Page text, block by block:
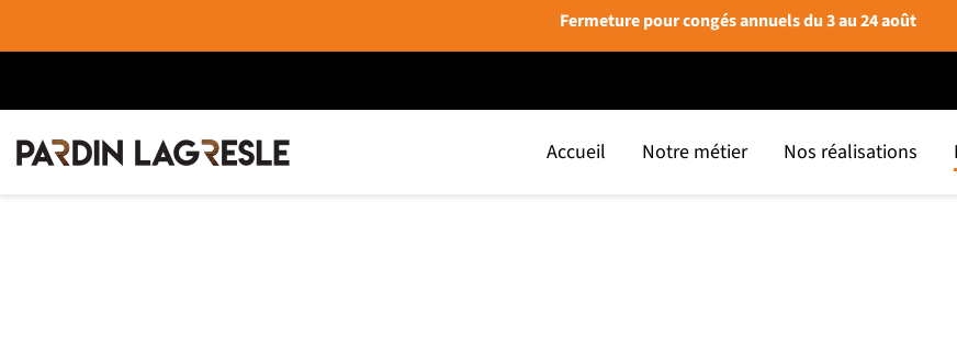
Fermeture pour congés annuels du 3 au 24 août
Accueil Notre métier Nos réalisations